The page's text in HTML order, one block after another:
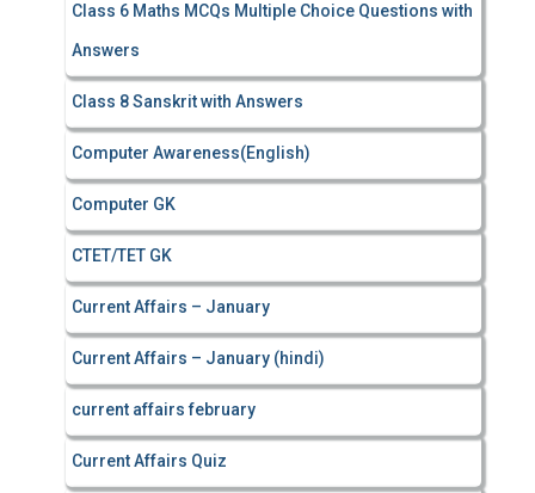
Class 6 Maths MCQs Multiple Choice Questions with
Answers
Class 8 Sanskrit with Answers
Computer Awareness(English)
Computer GK
CTET/TET GK
Current Affairs – January
Current Affairs – January (hindi)
current affairs february
Current Affairs Quiz